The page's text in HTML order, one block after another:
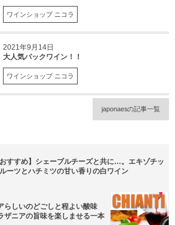
ワインショップ ニコラ
2021年9月14日
大人気パックワイン！！
ワインショップ ニコラ
japonaesの記事一覧
おすすめ】シェーブルチーズと共に…。エキゾチッ
ーツとハチミツの甘い香りの白ワイン
らしいのどごしと程よい酸味
ザニアの旨味を楽しませる一本